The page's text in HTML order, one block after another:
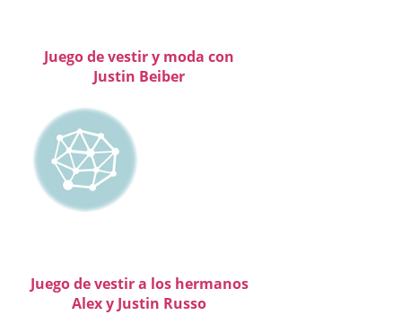
Juego de vestir y moda con
Justin Beiber
Juego de vestir a los hermanos
Alex y Justin Russo